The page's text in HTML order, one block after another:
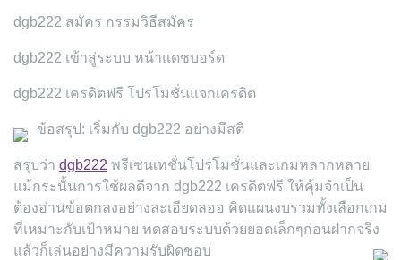
dgb222 สมัคร กรรมวิธีสมัคร
dgb222 เข้าสู่ระบบ หน้าแดชบอร์ด
dgb222 เครดิตฟรี โปรโมชั่นแจกเครดิต
ข้อสรุป: เริ่มกับ dgb222 อย่างมีสติ
สรุปว่า dgb222 พรีเซนเทชั่นโปรโมชั่นและเกมหลากหลาย
แม้กระนั้นการใช้ผลดีจาก dgb222 เครดิตฟรี ให้คุ้มจำเป็น
ต้องอ่านข้อตกลงอย่างละเอียดลออ คิดแผนงบรวมทั้งเลือกเกม
ที่เหมาะกับเป้าหมาย ทดสอบระบบด้วยยอดเล็กๆก่อนฝากจริง
แล้วก็เล่นอย่างมีความรับผิดชอบ